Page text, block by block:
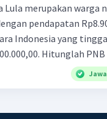
Hitunglah PNB